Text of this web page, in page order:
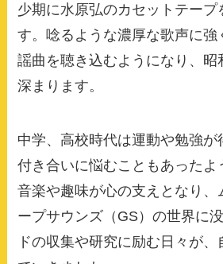
少期に水原弘のカセットテープ
す。唸るような濃厚な歌声に強
謡曲を聴き込むようになり、昭
深まります。
中学、高校時代は運動や勉強が
付き合いに悩むこともあったよ
音楽や趣味が心の支えとなり、
ープサウンズ（GS）の世界に
ドの収集や研究に励む日々が